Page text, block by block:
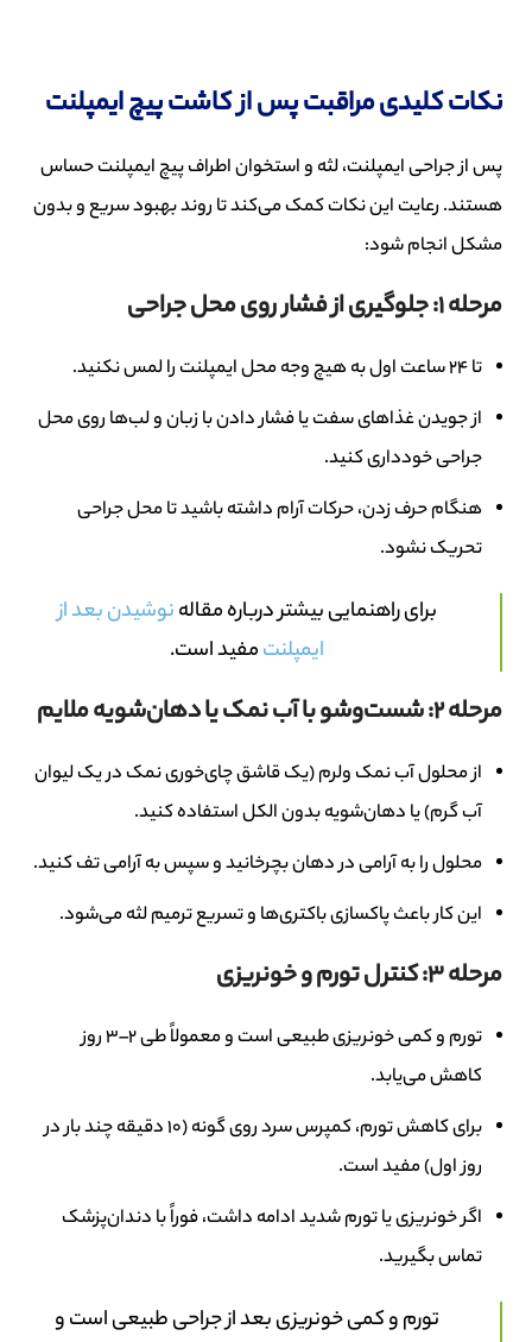
نکات کلیدی مراقبت پس از کاشت پیچ ایمپلنت
پس از جراحی ایمپلنت، لثه و استخوان اطراف پیچ ایمپلنت حساس
هستند. رعایت این نکات کمک می‌کند تا روند بهبود سریع و بدون
مشکل انجام شود:
مرحله 1: جلوگیری از فشار روی محل جراحی
تا ۲۴ ساعت اول به هیچ وجه محل ایمپلنت را لمس نکنید.
از جویدن غذاهای سفت یا فشار دادن با زبان و لب‌ها روی محل
جراحی خودداری کنید.
هنگام حرف زدن، حرکات آرام داشته باشید تا محل جراحی
تحریک نشود.
برای راهنمایی بیشتر درباره مقالهنوشیدن بعد از
ایمپلنتمفید است.
مرحله 2: شست‌وشو با آب نمک یا دهان‌شویه ملایم
از محلول آب نمک ولرم (یک قاشق چای‌خوری نمک در یک لیوان
آب گرم) یا دهان‌شویه بدون الکل استفاده کنید.
محلول را به آرامی در دهان بچرخانید و سپس به آرامی تف کنید.
این کار باعث پاکسازی باکتری‌ها و تسریع ترمیم لثه می‌شود.
مرحله 3: کنترل تورم و خونریزی
تورم و کمی خونریزی طبیعی است و معمولاً طی ۲–۳ روز
کاهش می‌یابد.
برای کاهش تورم، کمپرس سرد روی گونه (۱۰ دقیقه چند بار در
روز اول) مفید است.
اگر خونریزی یا تورم شدید ادامه داشت، فوراً با دندان‌پزشک
تماس بگیرید.
تورم و کمی خونریزی بعد از جراحی طبیعی است و